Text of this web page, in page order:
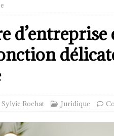
Sylvie Rochat Juridique